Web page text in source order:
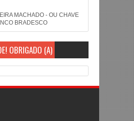
MACHADO - OU CHAVE
BRADESCO
OBRIGADO (A)